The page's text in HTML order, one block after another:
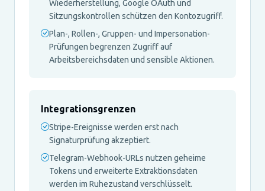
Wiederherstellung, Google OAuth und
Sitzungskontrollen schützen den Kontozugriff.
Plan-, Rollen-, Gruppen- und Impersonation-
Prüfungen begrenzen Zugriff auf
Arbeitsbereichsdaten und sensible Aktionen.
Integrationsgrenzen
Stripe-Ereignisse werden erst nach
Signaturprüfung akzeptiert.
Telegram-Webhook-URLs nutzen geheime
Tokens und erweiterte Extraktionsdaten
werden im Ruhezustand verschlüsselt.